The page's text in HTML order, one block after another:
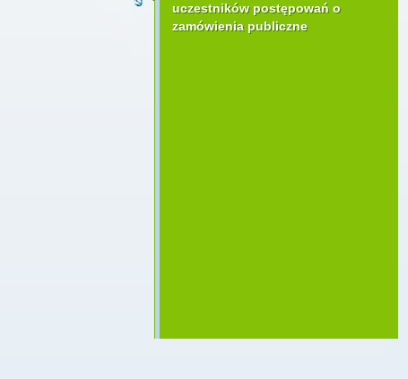
uczestników postępowań o
zamówienia publiczne